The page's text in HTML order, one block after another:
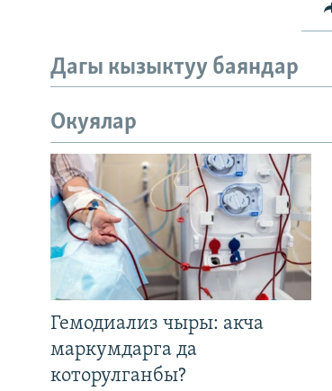
Дагы кызыктуу баяндар
Окуялар
Гемодиализ чыры: акча
маркумдарга да
которулганбы?